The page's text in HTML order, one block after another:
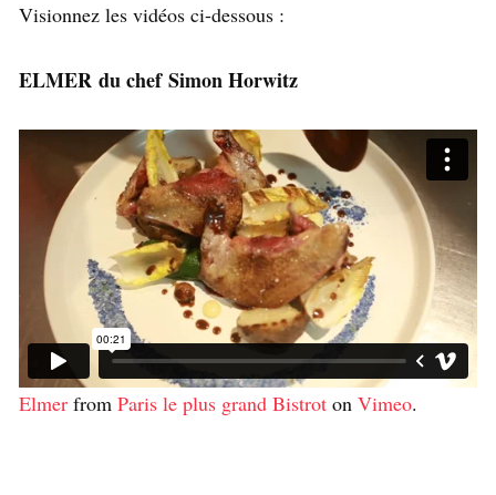
Visionnez les vidéos ci-dessous :
ELMER du chef Simon Horwitz
Elmer from Paris le plus grand Bistrot on Vimeo.